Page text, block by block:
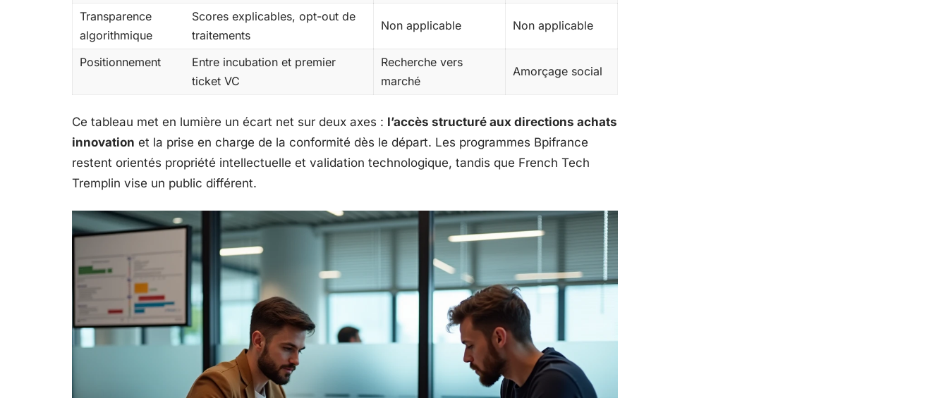
Transparence
algorithmique
Scores explicables, opt-out de
traitements
Non applicable Non applicable
Positionnement
Entre incubation et premier
ticket VC
Recherche vers
marché
Amorçage social
Ce tableau met en lumière un écart net sur deux axes : l’accès structuré aux directions achats
innovation et la prise en charge de la conformité dès le départ. Les programmes Bpifrance
restent orientés propriété intellectuelle et validation technologique, tandis que French Tech
Tremplin vise un public différent.